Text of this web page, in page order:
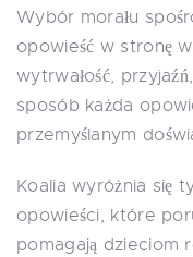
Wybór morału
opowieść w stronę
wytrwałość,
sposób każda
przemyślanym
Koalia wyróżnia się
opowieści, które
pomagają dzieciom